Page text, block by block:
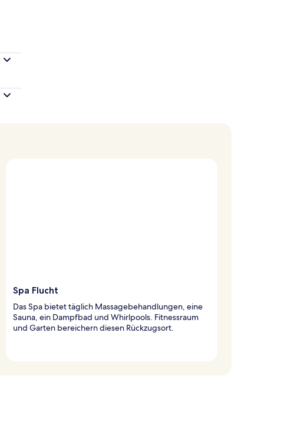
Spa Flucht
Das Spa bietet täglich Massagebehandlungen, eine
Sauna, ein Dampfbad und Whirlpools. Fitnessraum
und Garten bereichern diesen Rückzugsort.